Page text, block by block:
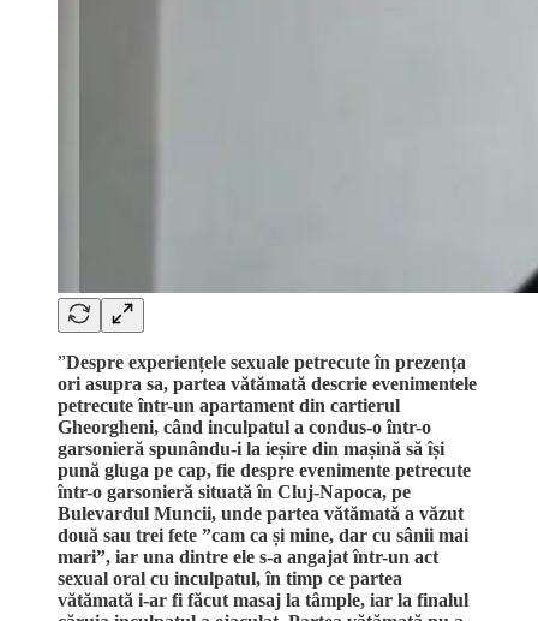
”Despre experiențele sexuale petrecute în prezența
ori asupra sa, partea vătămată descrie evenimentele
petrecute într-un apartament din cartierul
Gheorgheni, când inculpatul a condus-o într-o
garsonieră spunându-i la ieșire din mașină să își
pună gluga pe cap, fie despre evenimente petrecute
într-o garsonieră situată în Cluj-Napoca, pe
Bulevardul Muncii, unde partea vătămată a văzut
două sau trei fete ”cam ca și mine, dar cu sânii mai
mari”, iar una dintre ele s-a angajat într-un act
sexual oral cu inculpatul, în timp ce partea
vătămată i-ar fi făcut masaj la tâmple, iar la finalul